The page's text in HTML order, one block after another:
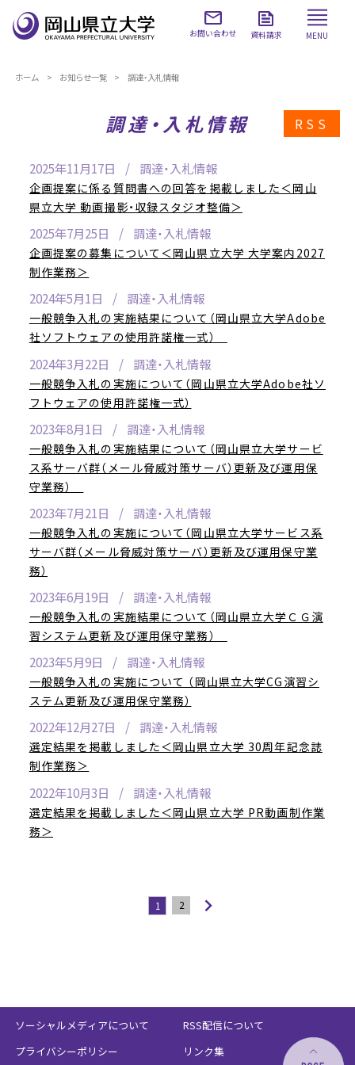
お問い合わせ 資料請求 MENU
ホーム お知らせ一覧 調達・入札情報
調達・入札情報 RSS
2025年11月17日 調達・入札情報
企画提案に係る質問書への回答を掲載しました＜岡山
県立大学 動画撮影・収録スタジオ整備＞
2025年7月25日 調達・入札情報
企画提案の募集について＜岡山県立大学 大学案内2027
制作業務＞
2024年5月1日 調達・入札情報
一般競争入札の実施結果について（岡山県立大学Adobe
社ソフトウェアの使用許諾権一式）
2024年3月22日 調達・入札情報
一般競争入札の実施について（岡山県立大学Adobe社ソ
フトウェアの使用許諾権一式）
2023年8月1日 調達・入札情報
一般競争入札の実施結果について（岡山県立大学サービ
ス系サーバ群（メール脅威対策サーバ）更新及び運用保
守業務）
2023年7月21日 調達・入札情報
一般競争入札の実施について（岡山県立大学サービス系
サーバ群（メール脅威対策サーバ）更新及び運用保守業
務）
2023年6月19日 調達・入札情報
一般競争入札の実施結果について（岡山県立大学ＣＧ演
習システム更新及び運用保守業務）
2023年5月9日 調達・入札情報
一般競争入札の実施について （岡山県立大学CG演習シ
ステム更新及び運用保守業務）
2022年12月27日 調達・入札情報
選定結果を掲載しました＜岡山県立大学 30周年記念誌
制作業務＞
2022年10月3日 調達・入札情報
選定結果を掲載しました＜岡山県立大学 PR動画制作業
務＞
1 2
ソーシャルメディアについて
プライバシーポリシー
RSS配信について
リンク集